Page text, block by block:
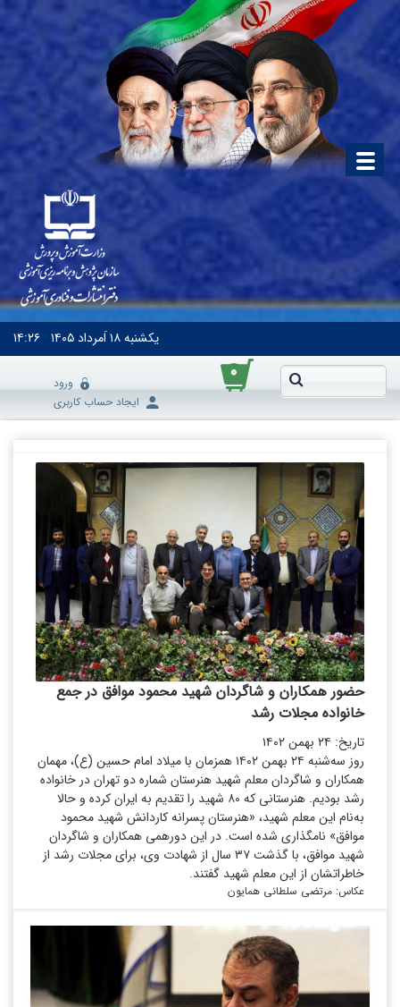
یکشنبه۱۸ اَمرداد ۱۴۰۵ ۱۴:۲۶
۰
ورود
ایجاد حساب کاربری
حضور همکاران و شاگردان شهید محمود موافق در جمع
خانواده مجلات رشد
تاریخ: ۲۴ بهمن ۱۴۰۲
روز سه‌شنبه ۲۴ بهمن ۱۴۰۲ همزمان با میلاد امام حسین (ع)، مهمان
همکاران و شاگردان معلم شهید هنرستان شماره دو تهران در خانواده
رشد بودیم. هنرستانی که ۸۰ شهید را تقدیم به ایران کرده و حالا
به‌نام این معلم شهید، «هنرستان پسرانه کاردانش شهید محمود
موافق» نامگذاری شده است. در این دورهمی همکاران و شاگردان
شهید موافق، با گذشت ۳۷ سال از شهادت وی، برای مجلات رشد از
خاطراتشان از این معلم شهید گفتند.
عکاس: مرتضی سلطانی همایون